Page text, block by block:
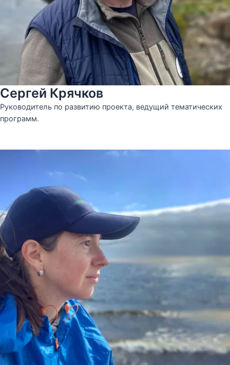
Сергей Крячков
Руководитель по развитию проекта, ведущий тематических
программ.